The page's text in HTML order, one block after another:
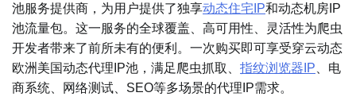
池服务提供商，为用户提供了独享动态住宅IP和动态机房IP
池流量包。这一服务的全球覆盖、高可用性、灵活性为爬虫
开发者带来了前所未有的便利。一次购买即可享受穿云动态
欧洲美国动态代理IP池，满足爬虫抓取、 指纹浏览器IP 、电
商系统、网络测试、SEO等多场景的代理IP需求。